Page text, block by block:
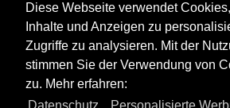
Diese Webseite verwendet
Inhalte und Anzeigen zu
Zugriffe zu analysieren. Mit der
stimmen Sie der Verwendung von
zu. Mehr erfahren: